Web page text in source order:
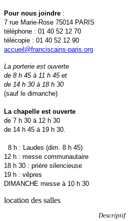
Pour nous joindre :
7 rue Marie-Rose 75014 PARIS
téléphone : 01 40 52 12 70
télécopie : 01 40 52 12 90
accueil@franciscains-paris.org
La porterie est ouverte
de 8 h 45 à 11 h 45 et
de 14 h 30 à 18 h 30
(sauf le dimanche)
La chapelle est ouverte
de 7 h 30 à 12 h 30
de 14 h 45 à 19 h 30.
8 h : Laudes (dim. 8 h 45)
12 h : messe communautaire
18 h 30 : prière silencieuse
19 h : vêpres
DIMANCHE messe à 10 h 30
location des salles
Descriptif